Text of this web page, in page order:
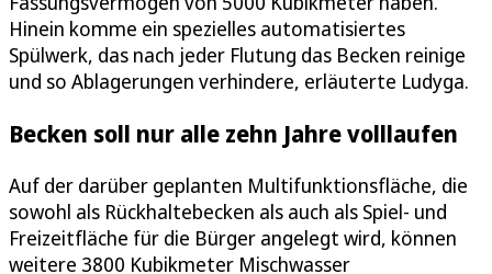
Hinein komme ein spezielles automatisiertes
Spülwerk, das nach jeder Flutung das Becken reinige
und so Ablagerungen verhindere, erläuterte Ludyga.
Becken soll nur alle zehn Jahre volllaufen
Auf der darüber geplanten Multifunktionsfläche, die
sowohl als Rückhaltebecken als auch als Spiel- und
Freizeitfläche für die Bürger angelegt wird, können
weitere 3800 Kubikmeter Mischwasser